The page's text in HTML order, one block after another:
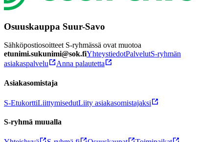
Osuuskauppa Suur-Savo
Sähköpostiosoitteet S-ryhmässä ovat muotoa
etunimi.sukunimi@sok.fiYhteystiedotPalvelutS-ryhmän
asiakaspalvelu
Anna palautetta
Asiakasomistaja
S-EtukorttiLiittymisedutLiity asiakasomistajaksi
S-ryhmä muualla